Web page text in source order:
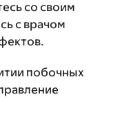
со своим
с врачом
побочных